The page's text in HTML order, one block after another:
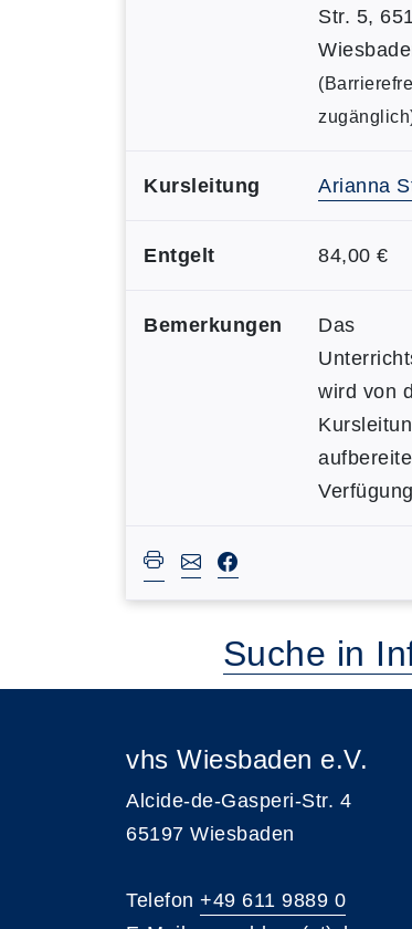
Str. 5,
Kursleitung Arianna
Entgelt 84,00 €
Bemerkungen
Das
wird von
Suche in
vhs Wiesbaden e.V.
Alcide-de-Gasperi-Str. 4
65197 Wiesbaden
Telefon +49 611 9889 0